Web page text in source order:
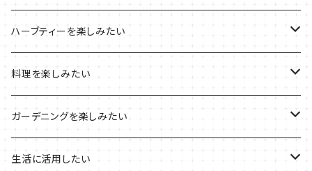
木製プランターの栽培キット
プラ製プランターの栽培キット
その他のプランターの栽培キット
2022年の母の日
2021年の敬老の日
2021年のハロウィン
2021年のクリスマス
ハーブミックス
ハーブブーケ
フレッシュハーブ
ハーブティーを楽しみたい
ハーブティーの定番ハーブ
リラックスしたい時に
シャキッとしたい時に
料理を楽しみたい
料理の定番ハーブ
イタリア料理に
ガーデニングを楽しみたい
花を楽しみたい
生活に活用したい